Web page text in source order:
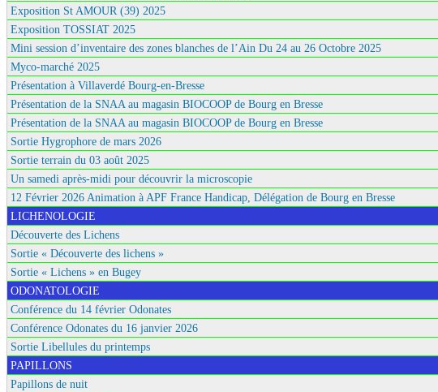
Exposition St AMOUR (39) 2025
Exposition TOSSIAT 2025
Mini session d’inventaire des zones blanches de l’Ain Du 24 au 26 Octobre 2025
Myco-marché 2025
Présentation à Villaverdé Bourg-en-Bresse
Présentation de la SNAA au magasin BIOCOOP de Bourg en Bresse
Présentation de la SNAA au magasin BIOCOOP de Bourg en Bresse
Sortie Hygrophore de mars 2026
Sortie terrain du 03 août 2025
Un samedi après-midi pour découvrir la microscopie
12 Février 2026 Animation à APF France Handicap, Délégation de Bourg en Bresse
LICHENOLOGIE
Découverte des Lichens
Sortie « Découverte des lichens »
Sortie « Lichens » en Bugey
ODONATOLOGIE
Conférence du 14 février Odonates
Conférence Odonates du 16 janvier 2026
Sortie Libellules du printemps
PAPILLONS
Papillons de nuit